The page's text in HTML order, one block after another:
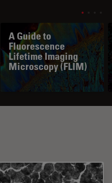
A Guide to
Fluorescence
Lifetime Imaging
Microscopy (FLIM)